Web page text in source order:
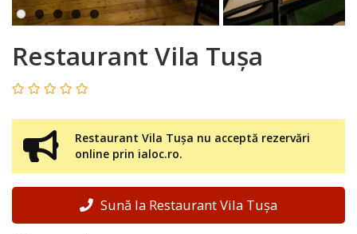
Restaurant Vila Tușa
Restaurant Vila Tușa nu acceptă rezervări
online prin ialoc.ro.
Sună la Restaurant Vila Tușa